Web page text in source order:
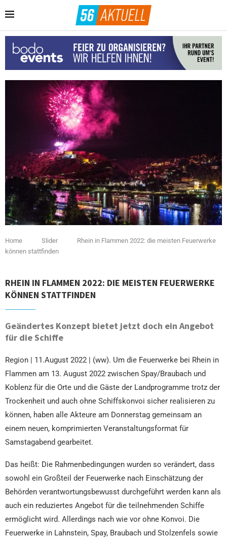
Home Slider
Rhein in Flammen 2022: die meisten Feuerwerke
können stattfinden
RHEIN IN FLAMMEN 2022: DIE MEISTEN FEUERWERKE
KÖNNEN STATTFINDEN
Geändertes Konzept bietet jetzt doch ein Angebot
für die Schiffe
Region | 11.August 2022 | (ww). Um die Feuerwerke bei Rhein in
Flammen am 13. August 2022 zwischen Spay/Braubach und
Koblenz für die Orte und die Gäste der Landprogramme trotz der
Trockenheit und auch ohne Schiffskonvoi sicher realisieren zu
können, haben alle Akteure am Donnerstag gemeinsam an
einem neuen, komprimierten Veranstaltungsformat für
Samstagabend gearbeitet.
Das heißt: Die Rahmenbedingungen wurden so verändert, dass
sowohl ein Großteil der Feuerwerke nach Einschätzung der
Behörden verantwortungsbewusst durchgeführt werden kann als
auch ein reduziertes Angebot für die teilnehmenden Schiffe
ermöglicht wird. Allerdings nach wie vor ohne Konvoi. Die
Feuerwerke in Lahnstein, Spay, Braubach und Stolzenfels sowie